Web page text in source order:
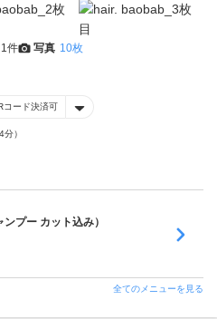
1件 写真 10枚
コード決済可
）
プー カット込み）
全てのメニューを見る